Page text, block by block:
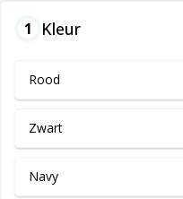
1 Kleur
Rood
Zwart
Navy